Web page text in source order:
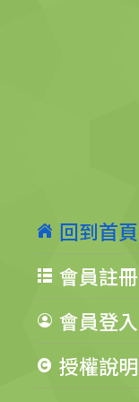
回到首頁
會員註冊
會員登入
授權說明